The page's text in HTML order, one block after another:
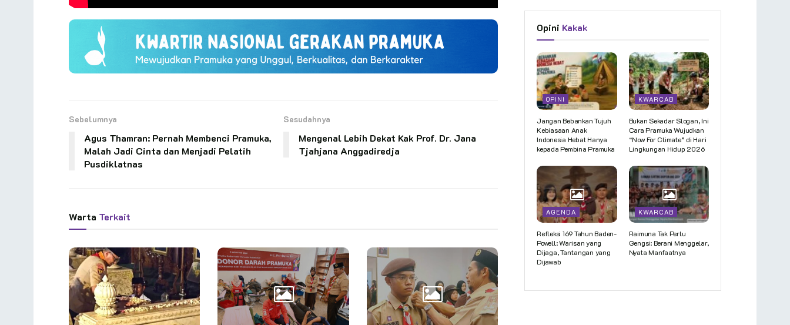
Sebelumnya
Agus Thamran: Pernah Membenci Pramuka,
Malah Jadi Cinta dan Menjadi Pelatih
Pusdiklatnas
Sesudahnya
Mengenal Lebih Dekat Kak Prof. Dr. Jana
Tjahjana Anggadiredja
Warta Terkait
Opini Kakak
OPINI
Jangan Bebankan Tujuh
Kebiasaan Anak
Indonesia Hebat Hanya
kepada Pembina Pramuka
KWARCAB
Bukan Sekadar Slogan, Ini
Cara Pramuka Wujudkan
“Now For Climate” di Hari
Lingkungan Hidup 2026
AGENDA
Refleksi 169 Tahun Baden-
Powell: Warisan yang
Dijaga, Tantangan yang
Dijawab
KWARCAB
Raimuna Tak Perlu
Gengsi: Berani Menggelar,
Nyata Manfaatnya